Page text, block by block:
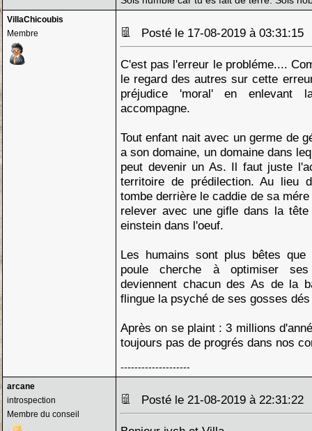
VillaChicoubis
Membre
Posté le 17-08-2019 à
C'est pas l'erreur le probléme....
le regard des autres sur cette
préjudice 'moral' en enlevant
accompagne.
Tout enfant nait avec un germe de
a son domaine, un domaine dans
peut devenir un As. Il faut juste
territoire de prédilection. Au lieu
tombe derrière le caddie de sa
relever avec une gifle dans la
einstein dans l'oeuf.
Les humains sont plus bêtes
poule cherche à optimiser
deviennent chacun des As de la
flingue la psyché de ses gosses
Après on se plaint : 3 millions
toujours pas de progrés dans nos
--------------------
arcane
introspection
Membre du conseil
Posté le 21-08-2019 à